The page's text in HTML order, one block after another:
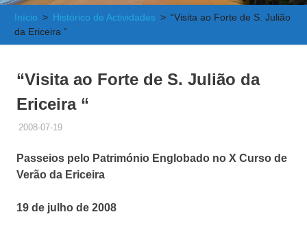
Início Histórico de Actividades
“Visita ao Forte de S. Julião
da Ericeira “
“Visita ao Forte de S. Julião da
Ericeira “
2008-07-19ADMINISTRADOR
HISTÓRICO DE ACTIVIDADES
Passeios pelo Património Englobado no X Curso de
Verão da Ericeira
19 de julho de 2008